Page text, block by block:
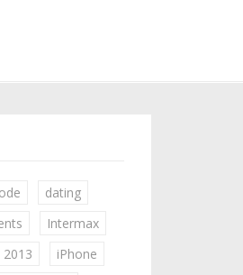
dating
Intermax
iPhone